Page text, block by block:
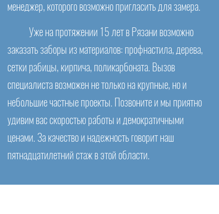
менеджер, которого возможно пригласить для замера.
Уже на протяжении 15 лет в Рязани возможно
заказать заборы из материалов: профнастила, дерева,
сетки рабицы, кирпича, поликарбоната. Вызов
специалиста возможен не только на крупные, но и
небольшие частные проекты. Позвоните и мы приятно
удивим вас скоростью работы и демократичными
ценами. За качество и надежность говорит наш
пятнадцатилетний стаж в этой области.